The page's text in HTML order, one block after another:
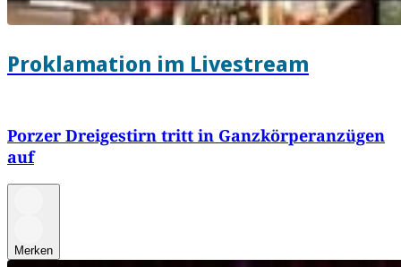
Proklamation im Livestream
Porzer Dreigestirn tritt in Ganzkörperanzügen
auf
Merken